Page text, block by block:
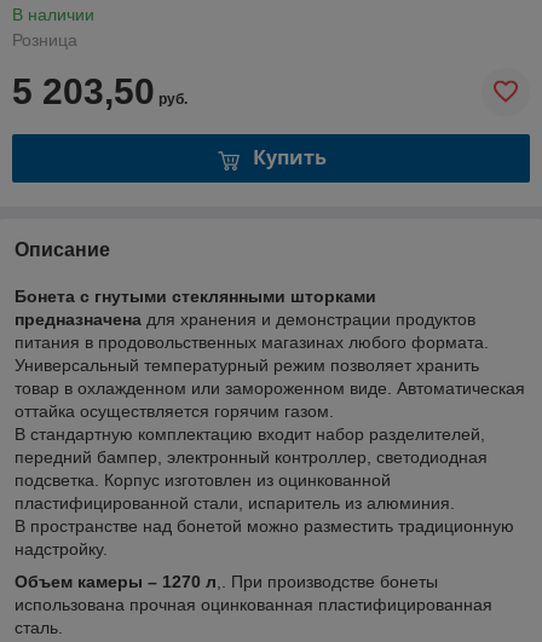
В наличии
Розница
5 203,50 руб.
Купить
Описание
Бонета с гнутыми стеклянными шторками
предназначена для хранения и демонстрации продуктов
питания в продовольственных магазинах любого формата.
Универсальный температурный режим позволяет хранить
товар в охлажденном или замороженном виде. Автоматическая
оттайка осуществляется горячим газом.
В стандартную комплектацию входит набор разделителей,
передний бампер, электронный контроллер, светодиодная
подсветка. Корпус изготовлен из оцинкованной
пластифицированной стали, испаритель из алюминия.
В пространстве над бонетой можно разместить традиционную
надстройку.
Объем камеры – 1270 л ,. При производстве бонеты
использована прочная оцинкованная пластифицированная
сталь.